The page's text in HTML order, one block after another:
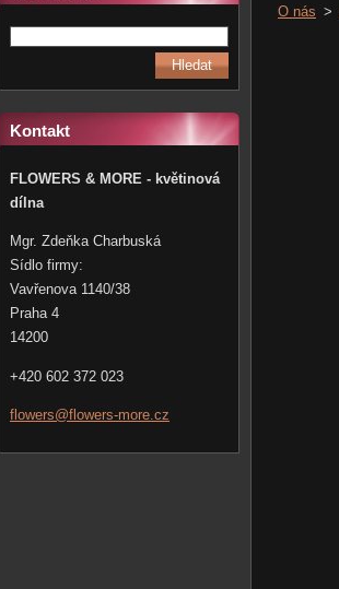
Kontakt
FLOWERS & MORE - květinová
dílna
Mgr. Zdeňka Charbuská
Sídlo firmy:
Vavřenova 1140/38
Praha 4
14200
+420 602 372 023
flowers@flowers-more.cz
O nás >